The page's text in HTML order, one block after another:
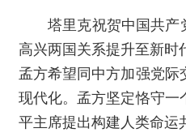
塔里克祝贺中国共产
高兴两国关系提升至新
孟方希望同中方加强党际
现代化。孟方坚定恪守一
平主席提出构建人类命运